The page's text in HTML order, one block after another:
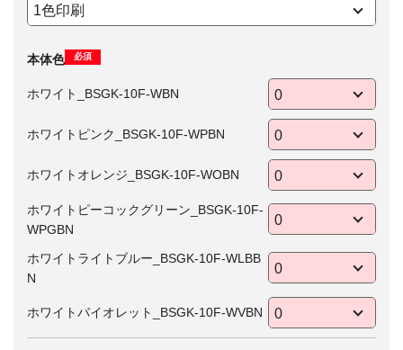
本体色 必須
ホワイト_BSGK-10F-WBN
ホワイトピンク_BSGK-10F-WPBN
ホワイトオレンジ_BSGK-10F-WOBN
ホワイトピーコックグリーン_BSGK-10F-
WPGBN
ホワイトライトブルー_BSGK-10F-WLBB
N
ホワイトバイオレット_BSGK-10F-WVBN